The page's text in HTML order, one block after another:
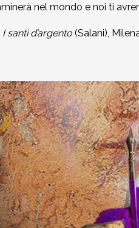
nel mondo e noi ti
I santi d’argento (Salani),